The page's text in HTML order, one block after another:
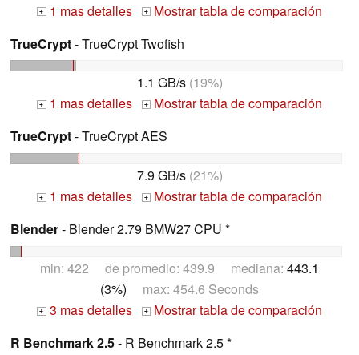
+ 1 mas detalles +
Mostrar tabla de comparación
TrueCrypt- TrueCrypt Twofish
1.1 GB/s(19%)
+ 1 mas detalles +
Mostrar tabla de comparación
TrueCrypt- TrueCrypt AES
7.9 GB/s(21%)
+ 1 mas detalles +
Mostrar tabla de comparación
Blender- Blender 2.79 BMW27 CPU *
min: 422 de promedio: 439.9 mediana: 443.1
(3%) max: 454.6 Seconds
+ 3 mas detalles +
Mostrar tabla de comparación
R Benchmark 2.5- R Benchmark 2.5 *